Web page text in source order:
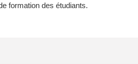
formation des étudiants.